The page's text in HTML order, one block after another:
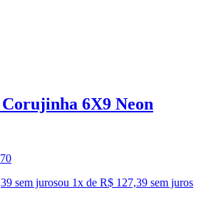
6X9 Neon
70
sem jurosou 1x de R$ 127,39 sem juros